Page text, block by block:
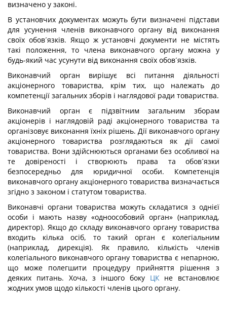
визначено у законі.
В установчих документах можуть бути визначені підстави
для усунення членів виконавчого органу від виконання
своїх обов´язків. Якщо ж установчі документи не містять
такі положення, то члена виконавчого органу можна у
будь-який час усунути від виконання своїх обов´язків.
Виконавчий орган вирішує всі питання діяльності
акціонерного товариства, крім тих, що належать до
компетенції загальних зборів і наглядової ради товариства.
Виконавчий орган є підзвітним загальним зборам
акціонерів і наглядовій раді акціонерного товариства та
організовує виконання їхніх рішень. Дії виконавчого органу
акціонерного товариства розглядаються як дії самої
товариства. Вони здійснюються органами без особливої на
те довіреності і створюють права та обов´язки
безпосередньо для юридичної особи. Компетенція
виконавчого органу акціонерного товариства визначається
згідно з законом і статутом товариства.
Виконавчі органи товариства можуть складатися з однієї
особи і мають назву «одноособовий орган» (наприклад,
директор). Якщо до складу виконавчого органу товариства
входить кілька осіб, то такий орган є колегіальним
(наприклад, дирекція). Як правило, кількість членів
колегіального виконавчого органу товариства є непарною,
що може полегшити процедуру прийняття рішення з
деяких питань. Хоча, з іншого боку ЦКне встановлює
жодних умов щодо кількості членів цього органу.